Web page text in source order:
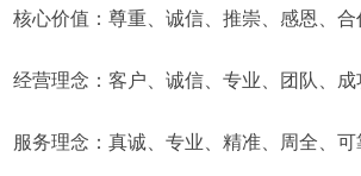
核心价值：尊重、诚信、推崇、感恩、合
经营理念：客户、诚信、专业、团队、成
服务理念：真诚、专业、精准、周全、可